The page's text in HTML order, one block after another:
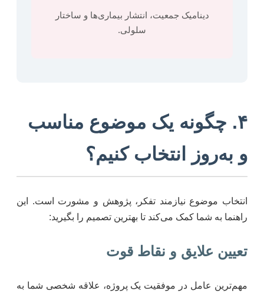
دینامیک جمعیت، انتشار بیماری‌ها و ساختار
سلولی.
۴. چگونه یک موضوع مناسب
و به‌روز انتخاب کنیم؟
انتخاب موضوع نیازمند تفکر، پژوهش و مشورت است. این
راهنما به شما کمک می‌کند تا بهترین تصمیم را بگیرید:
تعیین علایق و نقاط قوت
مهم‌ترین عامل در موفقیت یک پروژه، علاقه شخصی شما به